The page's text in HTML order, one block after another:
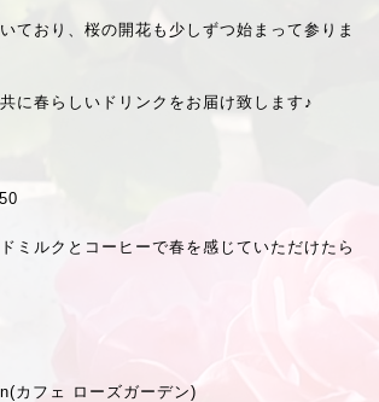
ており、桜の開花も少しずつ始まって参りま
に春らしいドリンクをお届け致します♪
ミルクとコーヒーで春を感じていただけたら
カフェ ローズガーデン)